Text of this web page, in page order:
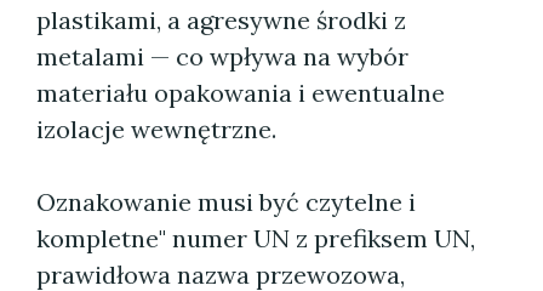
plastikami, a agresywne środki z
metalami — co wpływa na wybór
materiału opakowania i ewentualne
izolacje wewnętrzne.
Oznakowanie musi być czytelne i
kompletne" numer UN z prefiksem UN,
prawidłowa nazwa przewozowa,